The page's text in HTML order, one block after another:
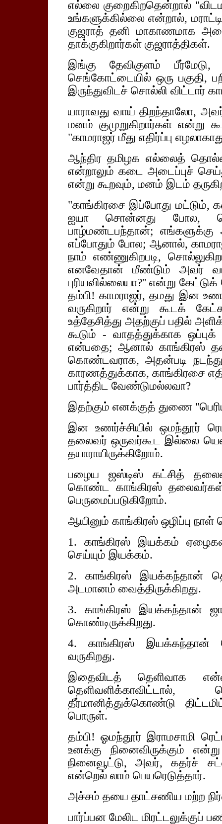
எல்லை குறைகிறதென்றால்
உங்களுக்கில்லை என்றால்,
குஜராத் தனி மாகாணமாக
தாக்குகிறார்கள் குஜராத்திகள்.
இங்கு தேவிகுளம் பீர்மேடு,
செங்கோட்டையில் ஒரு பகுதி,
இருந்துவிடச் சொல்லி விட்டார்
யாராவது வாய் திறந்தாலோ,
மனம் குமுறுகிறார்கள் என்று
"காமராஜர் மீது எதிர்ப்பு
ஆந்திர தமிழக எல்லைத்
என்றாலும் கடை அடைப்புச்
என்று கூறவும், மனம் இடம்
"காங்கிரசை இப்போது
ஐயா சொன்னது போல,
பாழ்மண்டபந்தான்; எங்களுக்கு
எப்போதும் போல; ஆனால்,
நாம் எண்ணுகிறபடி,
எனவேதான் மீண்டும் அவர்
புரியவில்லையா?'' என்று
தம்பி! காமராஜர், தமது இன
வருகிறார் என்று கூடக்
உத்தேசித்து அதற்குப் பதில்
கூடும் - வாதத்துக்காக
என்பதை; ஆனால் காங்கிரஸ்
கொண்டவராக, அதன்படி
காரணத்துக்காக, காங்கிரசை
பார்த்திட வேண்டுமல்லவா?
இதற்கும் எனக்குத் துணை
இன உணர்ச்சியில் ஒமந்தூர்
தலைவர் ஒருவர்கூட இல்லை
தயாராயிருக்கிறோம்.
பழைய ஜஸ்டிஸ் கட்சித்
கொண்ட காங்கிரஸ் தலைவர்கள்
பெருமைப்படுகிறோம்.
ஆயினும் காங்கிரஸ் ஒழிப்பு
1. காங்கிரஸ் இயக்கம் ஏழைகள்
செய்யும் இயக்கம்.
2. காங்கிரஸ் இயக்கந்தான்
அடமானம் வைத்திருக்கிறது.
3. காங்கிரஸ் இயக்கந்தான்
கொண்டிருக்கிறது.
4. காங்கிரஸ் இயக்கந்தான்
வருகிறது.
இதைவிடத் தெளிவாக
தீர்மானித்துக்கொண்டு
பொருள்.
தம்பி! ஓமந்தூர் இராமசாமி
உனக்கு நினைவிருக்கும்
நினைவூட்டு, அவர், கதர்ச்
என்றெல் லாம் பெயரெடுத்தார்.
அச்சம் தயை தாட்சணிய மற்ற
பார்ப்பன மேலிட மிரட்டலுக்குப்